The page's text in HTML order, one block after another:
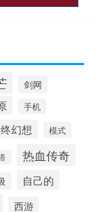
剑网
手机
幻想 模式
热血传奇
自己的
西游